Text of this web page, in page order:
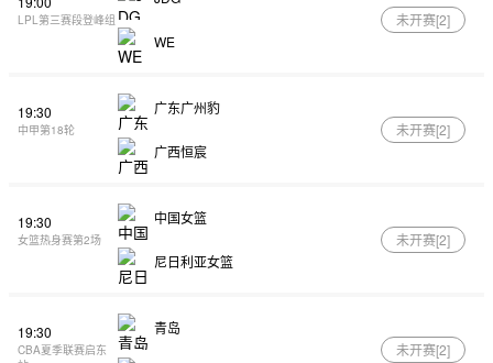
LPL第三赛段登峰组
WE
未开赛[2]
19:30
中甲第18轮
广东广州豹
广西恒宸
未开赛[2]
19:30
女篮热身赛第2场
中国女篮
尼日利亚女篮
未开赛[2]
19:30
CBA夏季联赛启东
青岛
未开赛[2]